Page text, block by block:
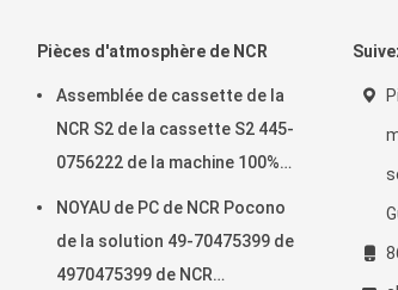
Pièces d'atmosphère de NCR
Assemblée de cassette de la
NCR S2 de la cassette S2 445-
0756222 de la machine 100%
NOYAU de PC de NCR Pocono
de la solution 49-70475399 de
4970475399 de NCR